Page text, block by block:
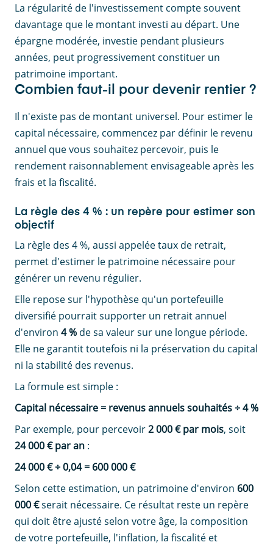
La régularité de l'investissement compte souvent
davantage que le montant investi au départ. Une
épargne modérée, investie pendant plusieurs
années, peut progressivement constituer un
patrimoine important.
Combien faut-il pour devenir rentier ?
Il n'existe pas de montant universel. Pour estimer le
capital nécessaire, commencez par définir le revenu
annuel que vous souhaitez percevoir, puis le
rendement raisonnablement envisageable après les
frais et la fiscalité.
La règle des 4 % : un repère pour estimer son
objectif
La règle des 4 %, aussi appelée taux de retrait,
permet d'estimer le patrimoine nécessaire pour
générer un revenu régulier.
Elle repose sur l'hypothèse qu'un portefeuille
diversifié pourrait supporter un retrait annuel
d'environ 4 % de sa valeur sur une longue période.
Elle ne garantit toutefois ni la préservation du capital
ni la stabilité des revenus.
La formule est simple :
Capital nécessaire = revenus annuels souhaités ÷ 4 %
Par exemple, pour percevoir2 000 € par mois, soit
24 000 € par an :
24 000 € ÷ 0,04 = 600 000 €
Selon cette estimation, un patrimoine d'environ 600
000 €serait nécessaire. Ce résultat reste un repère
qui doit être ajusté selon votre âge, la composition
de votre portefeuille, l'inflation, la fiscalité et